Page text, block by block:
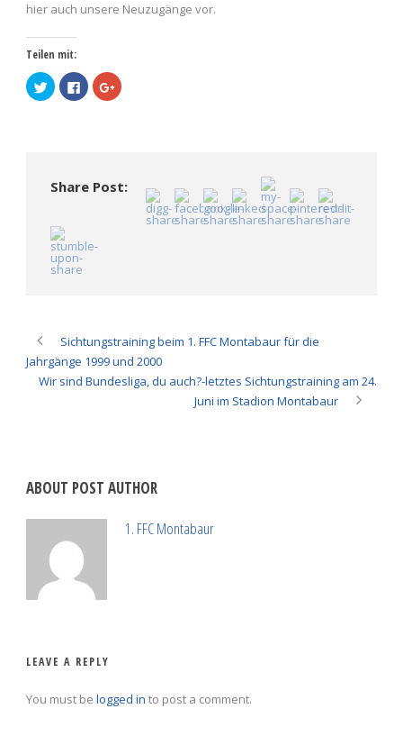
hier auch unsere Neuzugänge vor.
Teilen mit:
Klick,
um
über
Fenster
geöffnet)
Klick,
um
Fenster
geöffnet)
Zum
Teilen
geöffnet)
Share Post:
Sichtungstraining beim 1. FFC Montabaur für die
Jahrgänge 1999 und 2000
Wir sind Bundesliga, du auch?-letztes Sichtungstraining am 24.
Juni im Stadion Montabaur
ABOUT POST AUTHOR
1. FFC Montabaur
LEAVE A REPLY
You must be logged in to post a comment.